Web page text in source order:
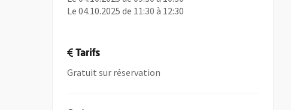
Le 04.10.2025 de 11:30 à 12:30
Tarifs
Gratuit sur réservation